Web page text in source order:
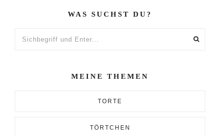
WAS SUCHST DU?
MEINE THEMEN
TORTE
TÖRTCHEN